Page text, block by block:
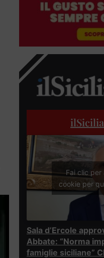
Fai clic
cookie per
Sala d’Ercole
Abbate: “Norma
famiglie siciliane”